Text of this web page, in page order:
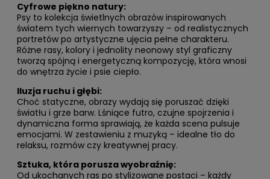
Cyfrowe piękno natury:
Psy to kolekcja świetlnych obrazów inspirowanych
światem tych wiernych towarzyszy – od realistycznych
portretów po artystyczne ujęcia pełne charakteru.
Różne rasy, kolory i jednolity neonowy styl graficzny
tworzą spójną i energetyczną kompozycję, która wnosi
do wnętrza życie i psie ciepło.
Iluzja ruchu i głębi:
Choć statyczne, obrazy wydają się poruszać dzięki
światłu i grze barw. Lśniące futro, czujne spojrzenia i
dynamiczna forma sprawiają, że każda scena pulsuje
emocjami. W zestawieniu z muzyką – idealne tło do
relaksu, rozmów czy kreatywnej pracy.
Sztuka, która porusza wyobraźnię:
Od ukochanych ras po stylizowane postaci – każdy